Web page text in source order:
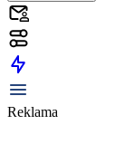
Reklama